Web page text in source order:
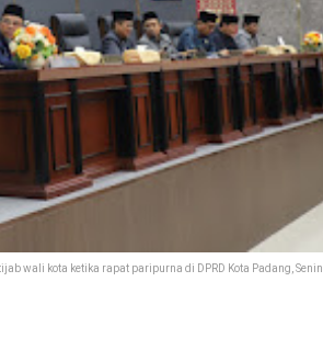
wali kota ketika rapat paripurna di DPRD Kota Padang, Senin,